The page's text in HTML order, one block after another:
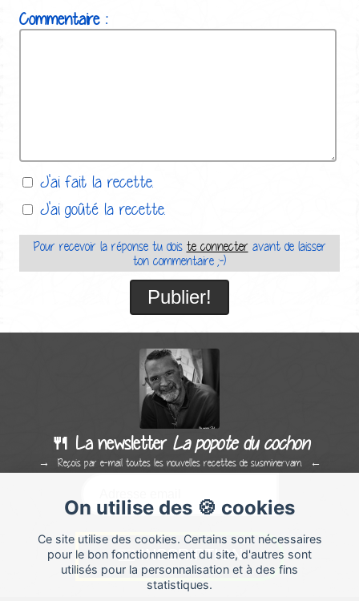
Commentaire :
J'ai fait la recette.
J'ai goûté la recette.
Pour recevoir la réponse tu dois te connecter avant de laisser
ton commentaire ;-)
On utilise des 🍪 cookies
Ce site utilise des cookies. Certains sont nécessaires
pour le bon fonctionnement du site, d'autres sont
utilisés pour la personnalisation et à des fins
statistiques.
🍴 La newsletter La popote du cochon
Reçois par e-mail toutes les nouvelles recettes de susminervam.